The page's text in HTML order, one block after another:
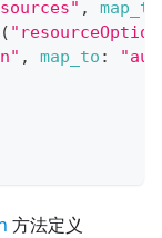
, map_to
(
, map_to :
方法定义